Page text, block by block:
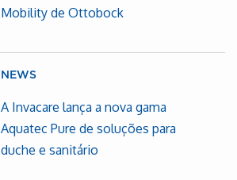
Mobility de Ottobock
NEWS
A Invacare lança a nova gama
Aquatec Pure de soluções para
duche e sanitário